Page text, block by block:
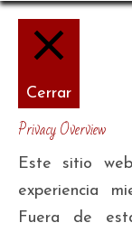
Cerrar
Privacy Overview
Este sitio
experiencia
Fuera de